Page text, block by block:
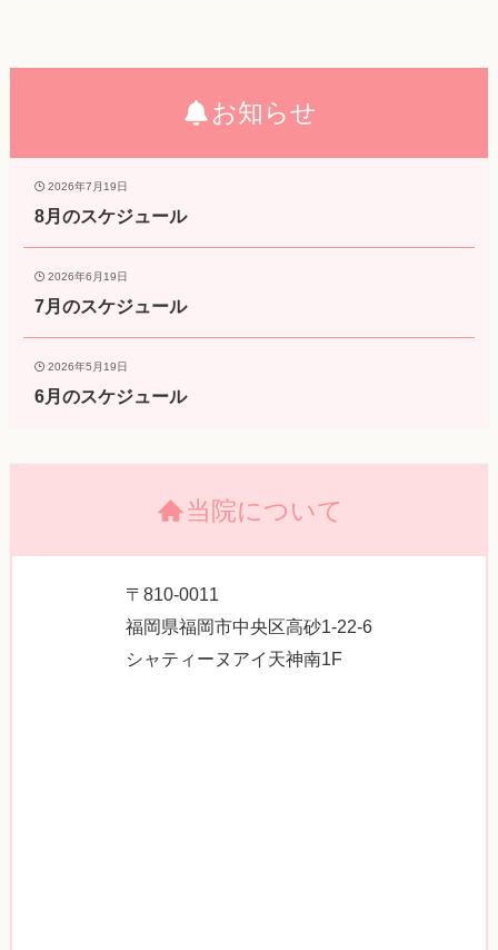
お知らせ
2026年7月19日
8月のスケジュール
2026年6月19日
7月のスケジュール
2026年5月19日
6月のスケジュール
当院について
〒810-0011
福岡県福岡市中央区高砂1-22-6
シャティーヌアイ天神南1F